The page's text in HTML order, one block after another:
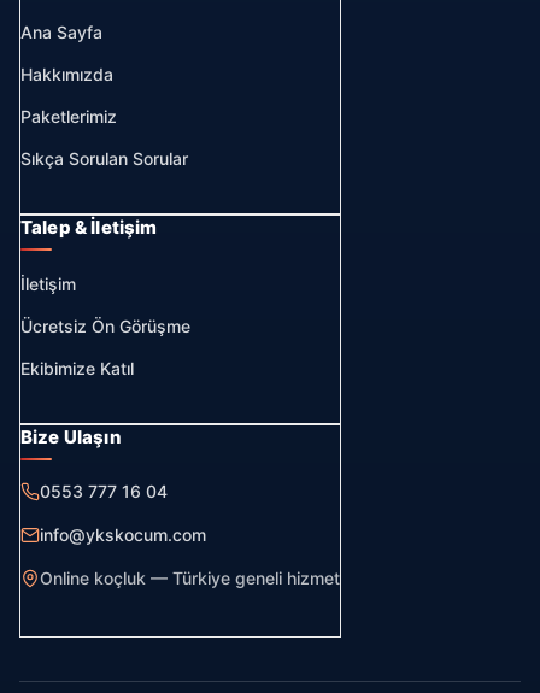
Ana Sayfa
Hakkımızda
Paketlerimiz
Sıkça Sorulan Sorular
Talep & İletişim
İletişim
Ücretsiz Ön Görüşme
Ekibimize Katıl
Bize Ulaşın
0553 777 16 04
info@ykskocum.com
Online koçluk — Türkiye geneli hizmet